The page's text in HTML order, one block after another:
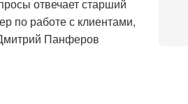
отвечает старший
по работе с клиентами,
Панферов